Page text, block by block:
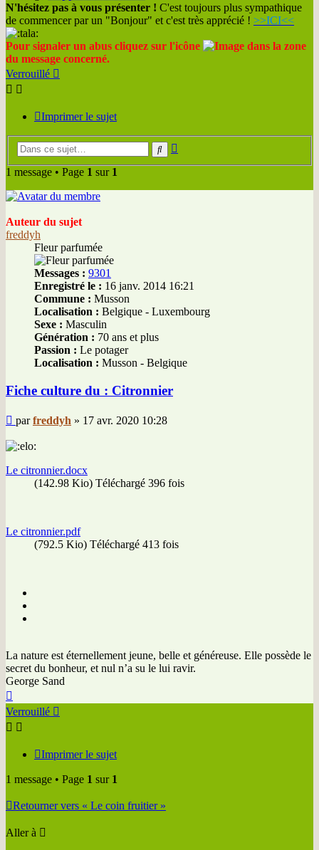
N'hésitez pas à vous présenter ! C'est toujours plus sympathique
de commencer par un "Bonjour" et c'est très apprécié ! >>ICI<<
Pour signaler un abus cliquez sur l'icône
dans la zone
du message concerné.
Verrouillé
Imprimer le sujet
Rechercher
1 message • Page 1 sur 1
Auteur du sujet
freddyh
Fleur parfumée
Messages : 9301
Enregistré le : 16 janv. 2014 16:21
Commune : Musson
Localisation : Belgique - Luxembourg
Sexe : Masculin
Génération : 70 ans et plus
Passion : Le potager
Localisation : Musson - Belgique
Fiche culture du : Citronnier
Message
parfreddyh » 17 avr. 2020 10:28
Le citronnier.docx
(142.98 Kio) Téléchargé 396 fois
Le citronnier.pdf
(792.5 Kio) Téléchargé 413 fois
La nature est éternellement jeune, belle et généreuse. Elle possède le
secret du bonheur, et nul n’a su le lui ravir.
George Sand
Verrouillé
Imprimer le sujet
1 message • Page 1 sur 1
Retourner vers « Le coin fruitier »
Aller à